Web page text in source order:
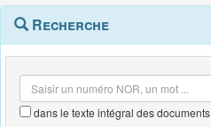
Navigation
outils
Menu
contextuel
Recherche
dans le texte intégral des documents